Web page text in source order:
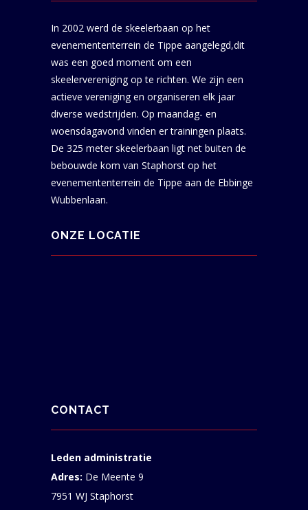
In 2002 werd de skeelerbaan op het
evenemententerrein de Tippe aangelegd,dit
was een goed moment om een
skeelervereniging op te richten. We zijn een
actieve vereniging en organiseren elk jaar
diverse wedstrijden. Op maandag- en
woensdagavond vinden er trainingen plaats.
De 325 meter skeelerbaan ligt net buiten de
bebouwde kom van Staphorst op het
evenemententerrein de Tippe aan de Ebbinge
Wubbenlaan.
ONZE LOCATIE
CONTACT
Leden administratie
Adres: De Meente 9
7951 WJ Staphorst